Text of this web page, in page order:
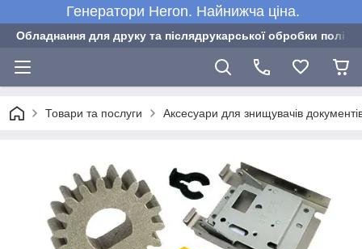
Генератори Heron. Найнижча ціна.
Обладнання для друку та післядрукарської обробки
Товари та послуги Аксесуари для знищувачів